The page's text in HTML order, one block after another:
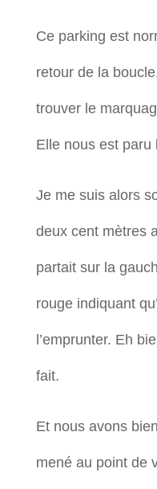
Ce parking est
retour de la
trouver le
Elle nous est paru
Je me suis alors
deux cent mètres
partait sur la
rouge indiquant
l’emprunter. Eh
fait.
Et nous avons
mené au point de